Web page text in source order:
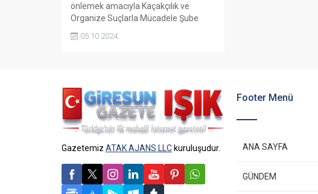
önlemek amacıyla Kaçakçılık ve
Organize Suçlarla Mücadele Şube
Müdürlüğü’nce yürütülen 20 günlük
operasyon sonucunda, çok sayıda
05.10.2024
Gazetemiz ATAK AJANS LLC kuruluşudur.
Footer Menü
ANA SAYFA
GÜNDEM